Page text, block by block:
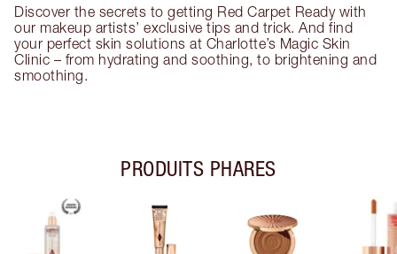
Discover the secrets to getting Red Carpet Ready with
our makeup artists’ exclusive tips and trick. And find
your perfect skin solutions at Charlotte’s Magic Skin
Clinic – from hydrating and soothing, to brightening and
smoothing.
PRODUITS PHARES